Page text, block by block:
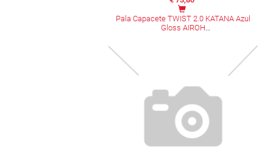
Pala Capacete TWIST 2.0 KATANA Azul
Gloss AIROH